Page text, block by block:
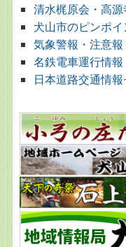
清水梶原会・高源
犬山市のピンポ
気象警報・注意
名鉄電車運行情報
日本道路交通情